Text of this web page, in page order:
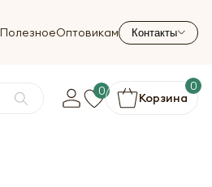
ПолезноеОптовикам Контакты
0 Корзина
0